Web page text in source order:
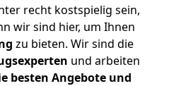
recht kostspielig sein,
wir sind hier, um Ihnen
zu bieten. Wir sind die
und arbeiten
besten Angebote und